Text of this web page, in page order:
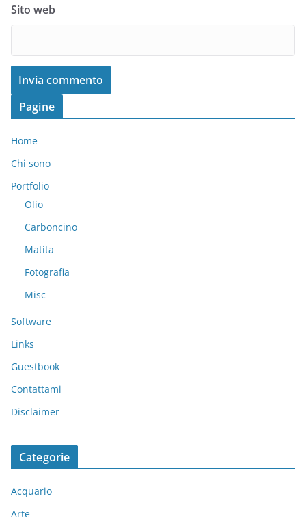
Sito web
Pagine
Home
Chi sono
Portfolio
Olio
Carboncino
Matita
Fotografia
Misc
Software
Links
Guestbook
Contattami
Disclaimer
Categorie
Acquario
Arte